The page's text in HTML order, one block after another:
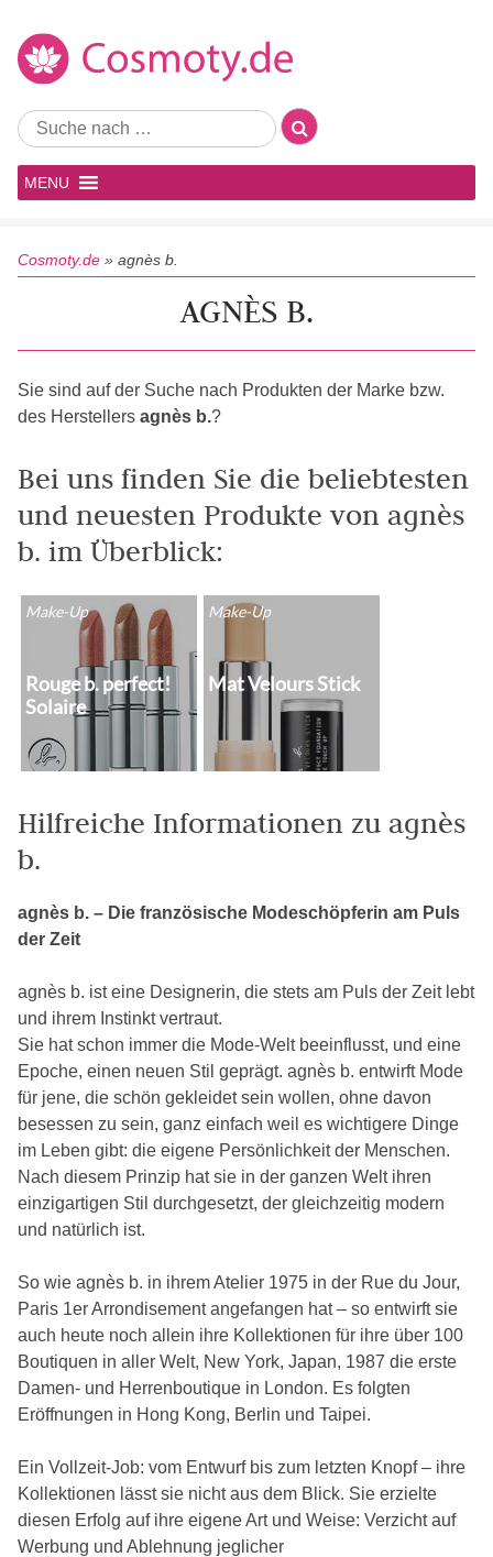
MENU
Cosmoty.de » agnès b.
AGNÈS B.
Sie sind auf der Suche nach Produkten der Marke bzw.
des Herstellers agnès b.?
Bei uns finden Sie die beliebtesten
und neuesten Produkte von agnès
b. im Überblick:
Make-Up
Rouge b. perfect!
Solaire
Make-Up
Mat Velours Stick
Hilfreiche Informationen zu agnès
b.
agnès b. – Die französische Modeschöpferin am Puls
der Zeit
agnès b. ist eine Designerin, die stets am Puls der Zeit lebt
und ihrem Instinkt vertraut.
Sie hat schon immer die Mode-Welt beeinflusst, und eine
Epoche, einen neuen Stil geprägt. agnès b. entwirft Mode
für jene, die schön gekleidet sein wollen, ohne davon
besessen zu sein, ganz einfach weil es wichtigere Dinge
im Leben gibt: die eigene Persönlichkeit der Menschen.
Nach diesem Prinzip hat sie in der ganzen Welt ihren
einzigartigen Stil durchgesetzt, der gleichzeitig modern
und natürlich ist.
So wie agnès b. in ihrem Atelier 1975 in der Rue du Jour,
Paris 1er Arrondisement angefangen hat – so entwirft sie
auch heute noch allein ihre Kollektionen für ihre über 100
Boutiquen in aller Welt, New York, Japan, 1987 die erste
Damen- und Herrenboutique in London. Es folgten
Eröffnungen in Hong Kong, Berlin und Taipei.
Ein Vollzeit-Job: vom Entwurf bis zum letzten Knopf – ihre
Kollektionen lässt sie nicht aus dem Blick. Sie erzielte
diesen Erfolg auf ihre eigene Art und Weise: Verzicht auf
Werbung und Ablehnung jeglicher